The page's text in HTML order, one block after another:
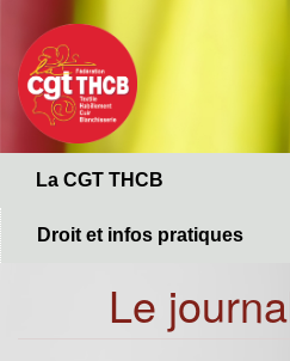
contenu
principal
La CGT THCB
Droit et infos pratiques
Le